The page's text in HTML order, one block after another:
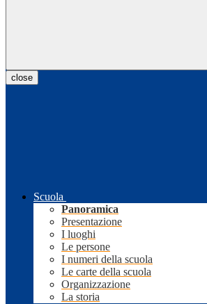
close
Scuola
Panoramica
Presentazione
I luoghi
Le persone
I numeri della scuola
Le carte della scuola
Organizzazione
La storia